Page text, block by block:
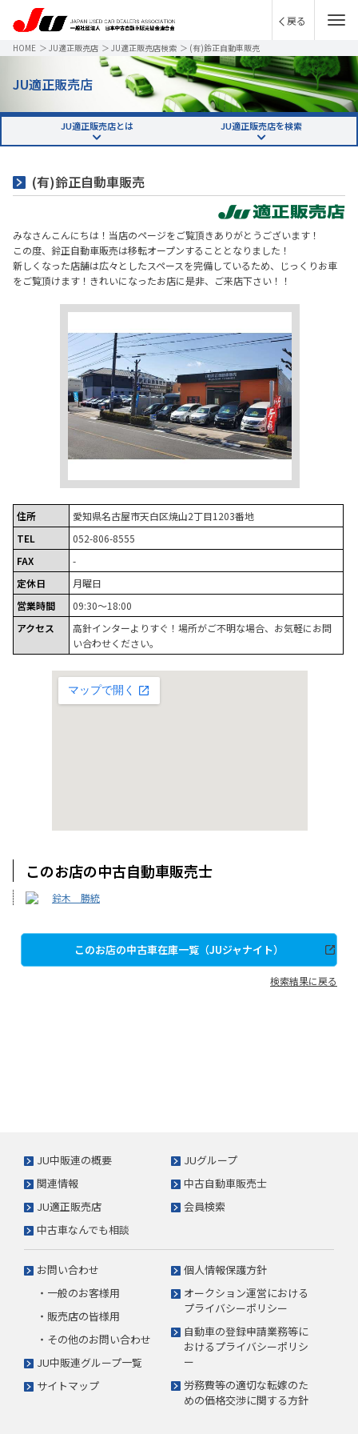
戻る
HOME ＞ JU適正販売店 ＞ JU適正販売店検索 ＞ (有)鈴正自動車販売
JU適正販売店
JU適正販売店とは JU適正販売店を検索
(有)鈴正自動車販売
みなさんこんにちは！当店のページをご覧頂きありがとうございます！
この度、鈴正自動車販売は移転オープンすることとなりました！
新しくなった店舗は広々としたスペースを完備しているため、じっくりお車
をご覧頂けます！きれいになったお店に是非、ご来店下さい！！
住所
愛知県名古屋市天白区焼山2丁目1203番地
TEL
052-806-8555
FAX
-
定休日
月曜日
営業時間
09:30～18:00
アクセス
高針インターよりすぐ！場所がご不明な場合、お気軽にお問
い合わせください。
このお店の中古自動車販売士
鈴木 勝統
このお店の中古車在庫一覧（JUジャナイト）
検索結果に戻る
JU中販連の概要
JUグループ
関連情報
中古自動車販売士
JU適正販売店
会員検索
中古車なんでも相談
お問い合わせ
・一般のお客様用
・販売店の皆様用
・その他のお問い合わせ
JU中販連グループ一覧
サイトマップ
個人情報保護方針
オークション運営における
プライバシーポリシー
自動車の登録申請業務等に
おけるプライバシーポリシ
ー
労務費等の適切な転嫁のた
めの価格交渉に関する方針